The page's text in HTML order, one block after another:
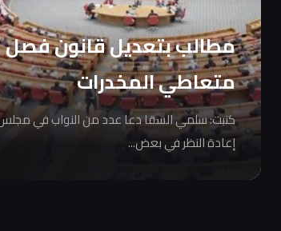
مطالب بتعديل قانون فصل
متعاطي المخدرات
كتبت: سلمي السقا دعا عدد من النواب في
إعادة النظر في بعض...